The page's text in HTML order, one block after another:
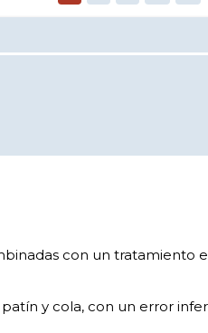
con un tratamiento
y cola, con un error